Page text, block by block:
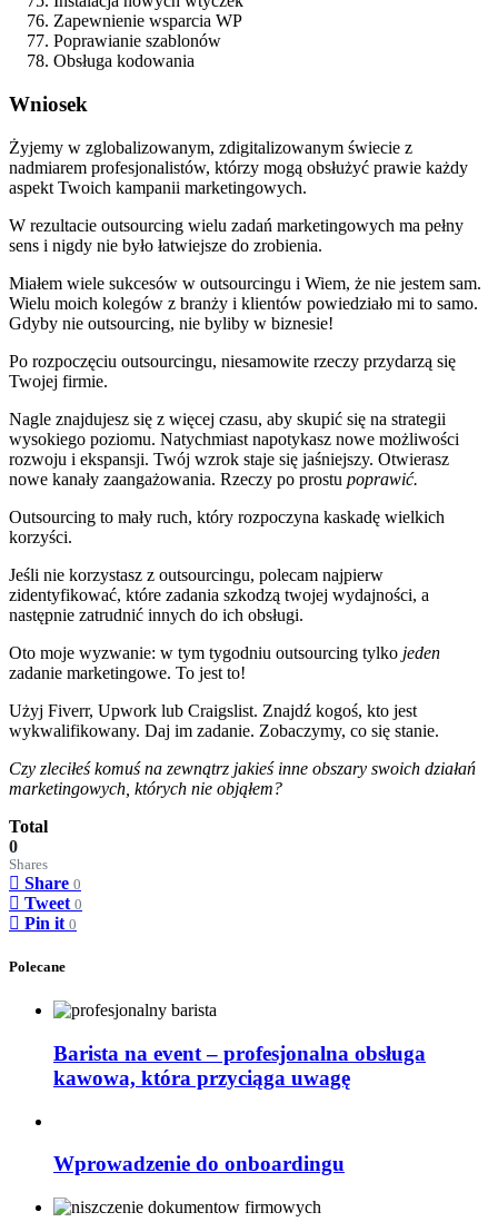
Zapewnienie wsparcia WP
Poprawianie szablonów
Obsługa kodowania
Wniosek
Żyjemy w zglobalizowanym, zdigitalizowanym świecie z
nadmiarem profesjonalistów, którzy mogą obsłużyć prawie każdy
aspekt Twoich kampanii marketingowych.
W rezultacie outsourcing wielu zadań marketingowych ma pełny
sens i nigdy nie było łatwiejsze do zrobienia.
Miałem wiele sukcesów w outsourcingu i Wiem, że nie jestem sam.
Wielu moich kolegów z branży i klientów powiedziało mi to samo.
Gdyby nie outsourcing, nie byliby w biznesie!
Po rozpoczęciu outsourcingu, niesamowite rzeczy przydarzą się
Twojej firmie.
Nagle znajdujesz się z więcej czasu, aby skupić się na strategii
wysokiego poziomu. Natychmiast napotykasz nowe możliwości
rozwoju i ekspansji. Twój wzrok staje się jaśniejszy. Otwierasz
nowe kanały zaangażowania. Rzeczy po prostu poprawić.
Outsourcing to mały ruch, który rozpoczyna kaskadę wielkich
korzyści.
Jeśli nie korzystasz z outsourcingu, polecam najpierw
zidentyfikować, które zadania szkodzą twojej wydajności, a
następnie zatrudnić innych do ich obsługi.
Oto moje wyzwanie: w tym tygodniu outsourcing tylko jeden
zadanie marketingowe. To jest to!
Użyj Fiverr, Upwork lub Craigslist. Znajdź kogoś, kto jest
wykwalifikowany. Daj im zadanie. Zobaczymy, co się stanie.
Czy zleciłeś komuś na zewnątrz jakieś inne obszary swoich działań
marketingowych, których nie objąłem?
Total
0
Shares
Share 0
Tweet 0
Pin it 0
Polecane
Barista na event – profesjonalna obsługa
kawowa, która przyciąga uwagę
Wprowadzenie do onboardingu